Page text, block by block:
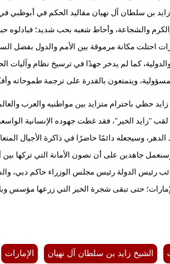
والشجاعة، وأحاط شعبه بحب شديد؛ فبادلوه
احتلت مكانة مرموقة بين الأمم والدول بفضل
والدولية، كما لم يدخر جهدًا في ترسيخ نظام
ويتمتعون بالقدرة على ترجمة طموحاته
حظي باحترام متزايد بين مواطنيه والعرب
"زايد الخير"، فقد غطت جهوده الإنسانية
وسيجعله دائمًا حاضرًا في ذاكرة الأجيال
جاهدين على أن نصون الأمانة التي تركها بين
رئيس الدولة رئيس مجلس الوزراء حاكم دبي،
حتى تبقى شجرة الخير التي زرعها مؤسس
الشيخ زايد بن سلطان آل نهيان الإمارات